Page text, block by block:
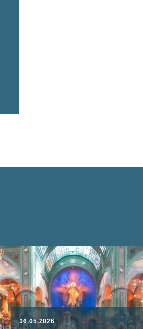
02.05.2026